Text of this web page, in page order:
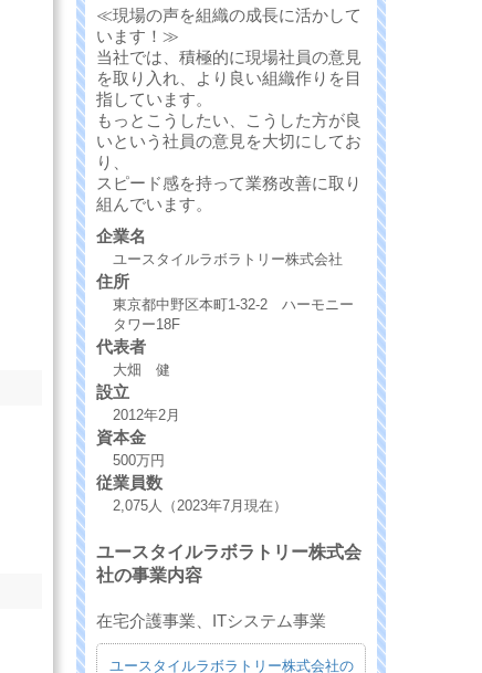
≪現場の声を組織の成長に活かして
います！≫
当社では、積極的に現場社員の意見
を取り入れ、より良い組織作りを目
指しています。
もっとこうしたい、こうした方が良
いという社員の意見を大切にしてお
り、
スピード感を持って業務改善に取り
組んでいます。
企業名
ユースタイルラボラトリー株式会社
住所
東京都中野区本町1-32-2 ハーモニー
タワー18F
代表者
大畑 健
設立
2012年2月
資本金
500万円
従業員数
2,075人（2023年7月現在）
ユースタイルラボラトリー株式会
社の事業内容
在宅介護事業、ITシステム事業
ユースタイルラボラトリー株式会社の